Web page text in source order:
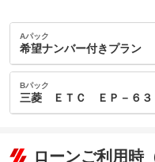
Aパック
希望ナンバー付きプラン
内：オプシ
ョン価格
(税込)
車両本体価
Bパック
三菱 ＥＴＣ ＥＰ－６３
ローンご利用時